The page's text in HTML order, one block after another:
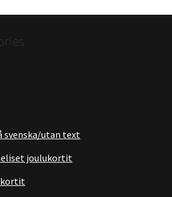
svenska/utan text
joulukortit